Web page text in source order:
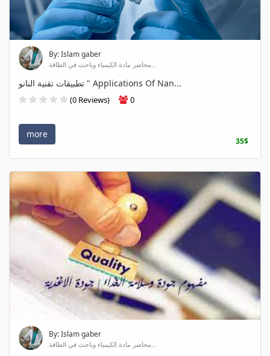
By: Islam gaber
محاضر مادة الكيمياء وباحث في الطاقة...
تطبيقات تقنية النانو " Applications Of Nan...
(0 Reviews) 0
more
35$
By: Islam gaber
محاضر مادة الكيمياء وباحث في الطاقة...